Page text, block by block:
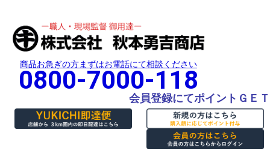
商品お急ぎの方まずはお電話にて相談ください
0800-7000-118
会員登録にてポイントＧＥＴ